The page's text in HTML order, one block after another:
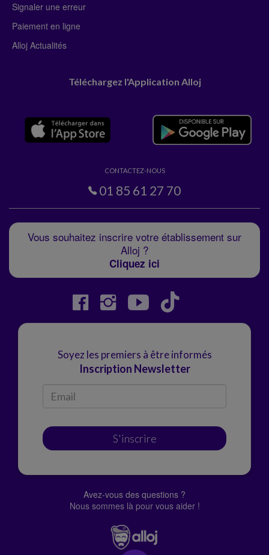
Signaler une erreur
Paiement en ligne
Alloj Actualités
Téléchargez l'Application Alloj
CONTACTEZ-NOUS
01 85 61 27 70
Vous souhaitez inscrire votre établissement sur
Alloj ?
Cliquez ici
Soyez les premiers à être informés
Inscription Newsletter
S'inscrire
Avez-vous des questions ?
Nous sommes là pour vous aider !